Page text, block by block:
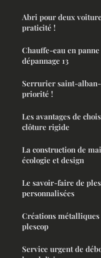
Abri pour deux
praticité !
Chauffe-eau en
dépannage 13
Serrurier saint-
priorité !
Les avantages de
clôture rigide
La construction de
écologie et design
Le savoir-faire de
personnalisées
Créations
plescop
Service urgent de